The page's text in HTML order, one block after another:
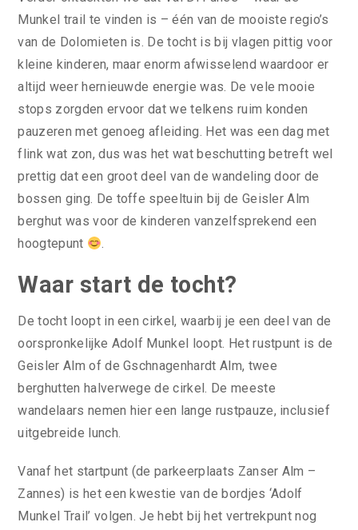
Munkel trail te vinden is – één van de mooiste regio’s
van de Dolomieten is. De tocht is bij vlagen pittig voor
kleine kinderen, maar enorm afwisselend waardoor er
altijd weer hernieuwde energie was. De vele mooie
stops zorgden ervoor dat we telkens ruim konden
pauzeren met genoeg afleiding. Het was een dag met
flink wat zon, dus was het wat beschutting betreft wel
prettig dat een groot deel van de wandeling door de
bossen ging. De toffe speeltuin bij de Geisler Alm
berghut was voor de kinderen vanzelfsprekend een
hoogtepunt
.
Waar start de tocht?
De tocht loopt in een cirkel, waarbij je een deel van de
oorspronkelijke Adolf Munkel loopt. Het rustpunt is de
Geisler Alm of de Gschnagenhardt Alm, twee
berghutten halverwege de cirkel. De meeste
wandelaars nemen hier een lange rustpauze, inclusief
uitgebreide lunch.
Vanaf het startpunt (de parkeerplaats Zanser Alm –
Zannes) is het een kwestie van de bordjes ‘Adolf
Munkel Trail’ volgen. Je hebt bij het vertrekpunt nog